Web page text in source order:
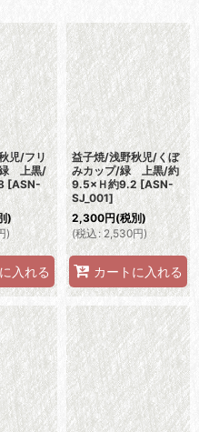
む
児/フリ
緑 上黒/
[ASN-
)
)
入れる
益子焼/浅野秋児/くぼ
みカップ/緑 上黒/約
9.5×Ｈ約9.2 [ASN-
SJ_001]
2,300円(税別)
(税込: 2,530円)
カートに入れる